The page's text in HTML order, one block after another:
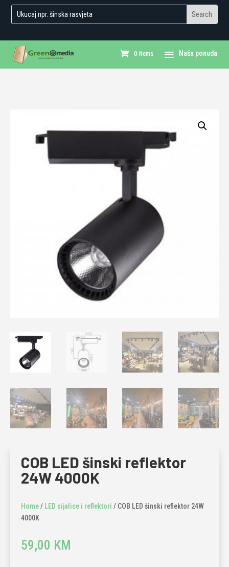
0 Items
COB LED šinski reflektor
24W 4000K
Home/ LED sijalice i reflektori / COB LED šinski reflektor 24W
4000K
59,00 KM